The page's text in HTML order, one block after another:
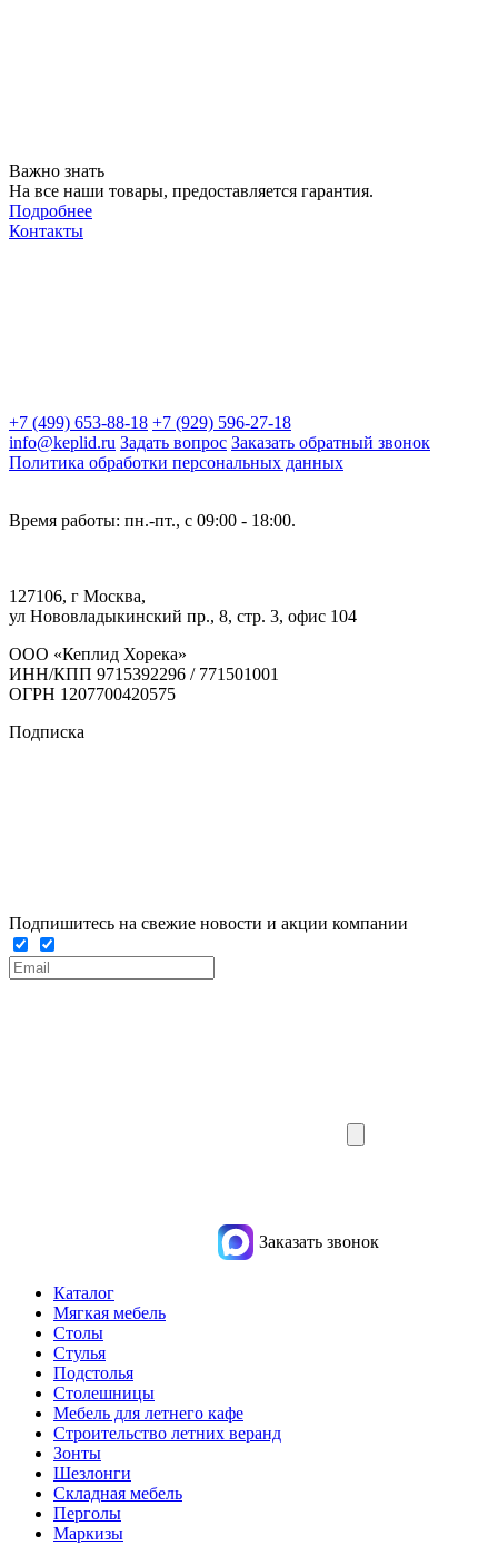
Важно знать
На все наши товары, предоставляется гарантия.
Подробнее
Контакты
+7 (499) 653-88-18 +7 (929) 596-27-18
info@keplid.ru Задать вопрос Заказать обратный звонок
Политика обработки персональных данных
Время работы: пн.-пт., с 09:00 - 18:00.
127106, г Москва,
ул Нововладыкинский пр., 8, стр. 3, офис 104
ООО «Кеплид Хорека»
ИНН/КПП 9715392296 / 771501001
ОГРН 1207700420575
Подписка
Подпишитесь на свежие новости и акции компании
Заказать звонок
Каталог
Мягкая мебель
Столы
Стулья
Подстолья
Столешницы
Мебель для летнего кафе
Строительство летних веранд
Зонты
Шезлонги
Складная мебель
Перголы
Маркизы